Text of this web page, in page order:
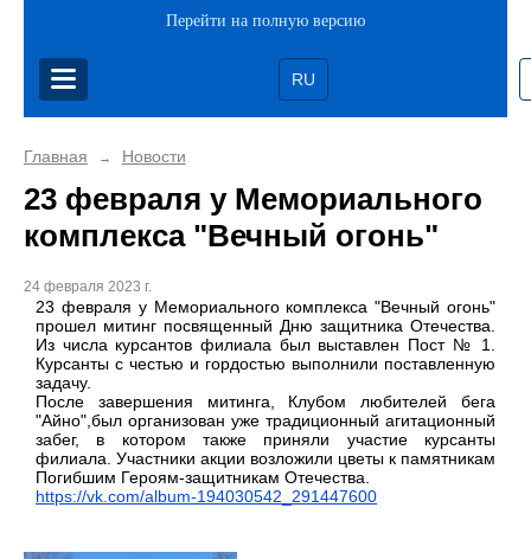
Перейти на полную версию
RU
Главная → Новости
23 февраля у Мемориального
комплекса "Вечный огонь"
24 февраля 2023 г.
23 февраля у Мемориального комплекса "Вечный огонь"
прошел митинг посвященный Дню защитника Отечества.
Из числа курсантов филиала был выставлен Пост № 1.
Курсанты с честью и гордостью выполнили поставленную
задачу.
После завершения митинга, Клубом любителей бега
"Айно",был организован уже традиционный агитационный
забег, в котором также приняли участие курсанты
филиала. Участники акции возложили цветы к памятникам
Погибшим Героям-защитникам Отечества.
https://vk.com/album-194030542_291447600